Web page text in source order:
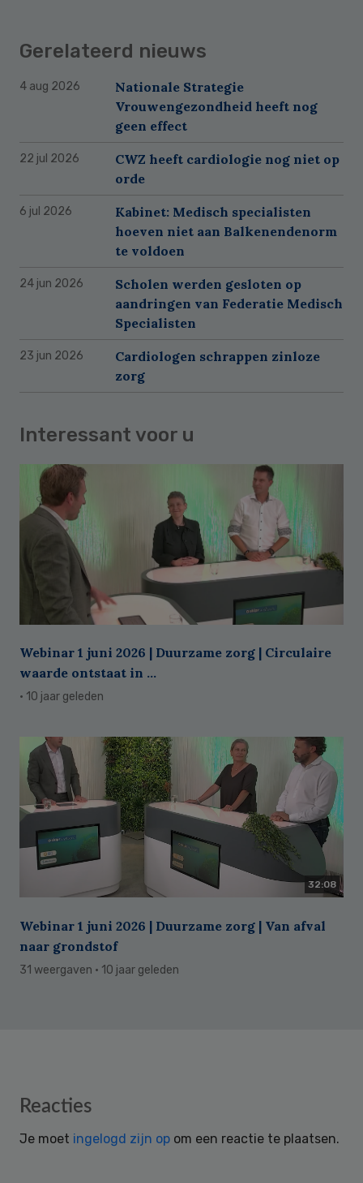
Gerelateerd nieuws
4 aug 2026
Nationale Strategie
Vrouwengezondheid heeft nog
geen effect
22 jul 2026
CWZ heeft cardiologie nog niet op
orde
6 jul 2026
Kabinet: Medisch specialisten
hoeven niet aan Balkenendenorm
te voldoen
24 jun 2026
Scholen werden gesloten op
aandringen van Federatie Medisch
Specialisten
23 jun 2026
Cardiologen schrappen zinloze
zorg
Interessant voor u
Webinar 1 juni 2026 | Duurzame zorg | Circulaire
waarde ontstaat in ...
· 10 jaar geleden
32:08
Webinar 1 juni 2026 | Duurzame zorg | Van afval
naar grondstof
31 weergaven · 10 jaar geleden
Reader
Reacties
Je moet ingelogd zijn op om een reactie te plaatsen.